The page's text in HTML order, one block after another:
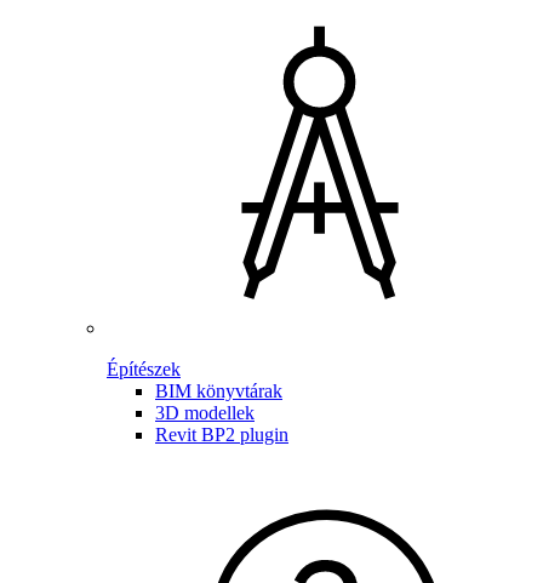
Építészek
BIM könyvtárak
3D modellek
Revit BP2 plugin